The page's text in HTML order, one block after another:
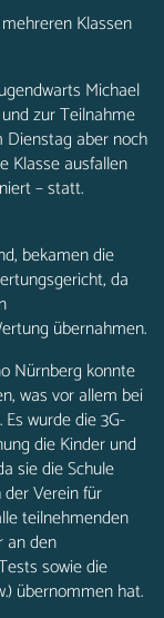
Klassen
Michael
zur Teilnahme
aber noch
Klasse ausfallen
– statt.
bekamen die
da
übernahmen.
Nürnberg konnte
was vor allem bei
wurde die 3G-
die Kinder und
sie die Schule
Verein für
teilnehmenden
an den
sowie die
übernommen hat.